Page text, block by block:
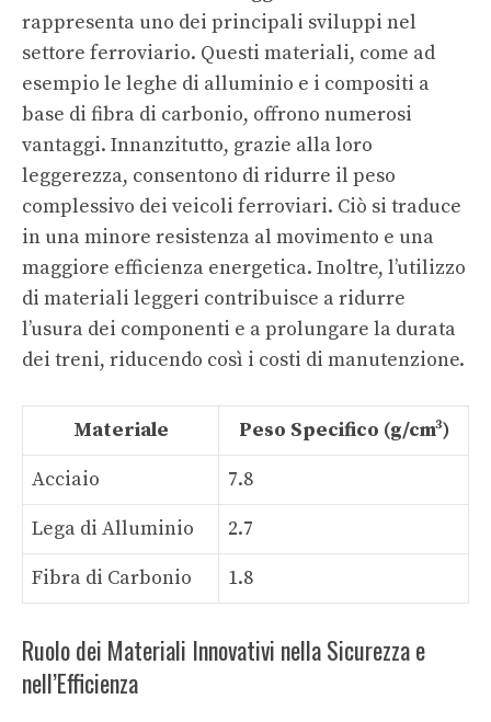
rappresenta uno dei principali sviluppi nel
settore ferroviario. Questi materiali, come ad
esempio le leghe di alluminio e i compositi a
base di fibra di carbonio, offrono numerosi
vantaggi. Innanzitutto, grazie alla loro
leggerezza, consentono di ridurre il peso
complessivo dei veicoli ferroviari. Ciò si traduce
in una minore resistenza al movimento e una
maggiore efficienza energetica. Inoltre, l’utilizzo
di materiali leggeri contribuisce a ridurre
l’usura dei componenti e a prolungare la durata
dei treni, riducendo così i costi di manutenzione.
Materiale
Peso Specifico (g/cm³)
Acciaio
7.8
Lega di Alluminio
2.7
Fibra di Carbonio
1.8
Ruolo dei Materiali Innovativi nella Sicurezza e
nell’Efficienza